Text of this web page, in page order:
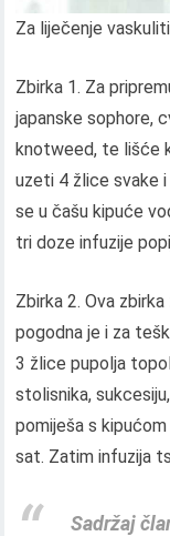
Za liječenje
Zbirka 1. Za
japanske sophore,
knotweed, te lišće
uzeti 4 žlice svake
se u čašu kipuće
tri doze infuzije
Zbirka 2. Ova
pogodna je i za
3 žlice pupolja
stolisnika,
pomiješa s
sat. Zatim infuzija
Sadržaj